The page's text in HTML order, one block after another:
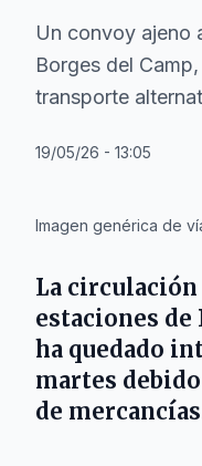
Un convoy ajeno
Borges del
transporte
19/05/26 - 13:05
Imagen genérica de
La
estaciones de
ha quedado
martes
de